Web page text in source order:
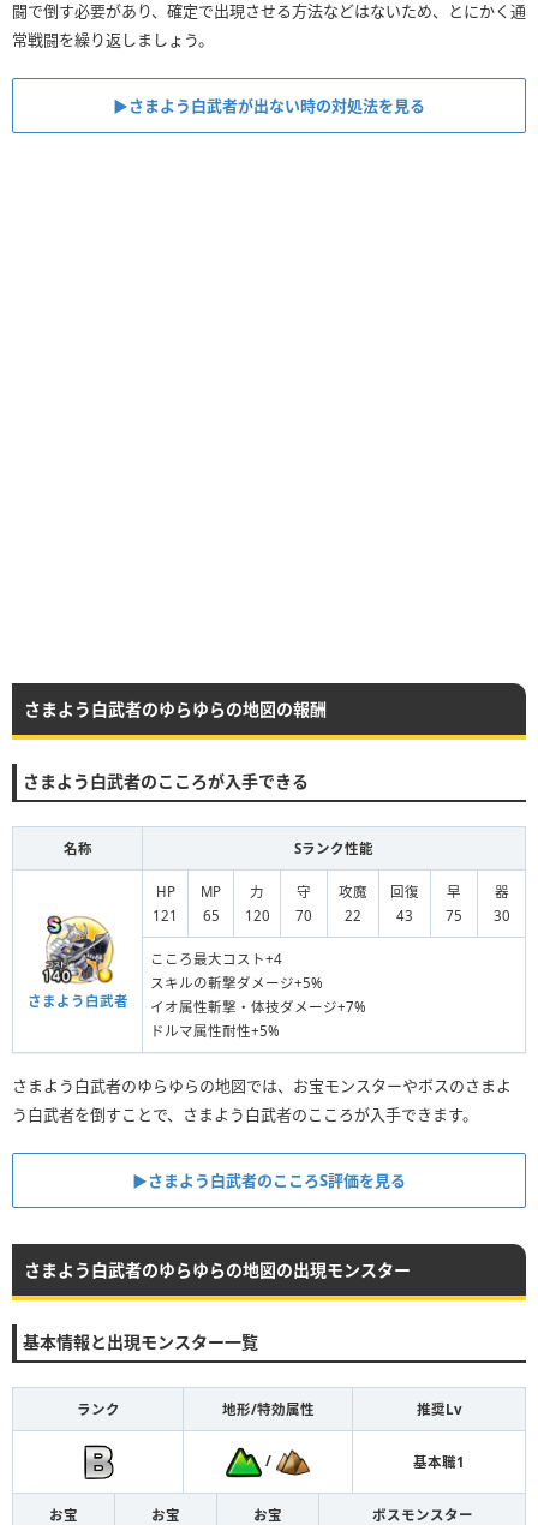
闘で倒す必要があり、確定で出現させる方法などはないため、とにかく通
常戦闘を繰り返しましょう。
▶︎さまよう白武者が出ない時の対処法を見る
さまよう白武者のゆらゆらの地図の報酬
さまよう白武者のこころが入手できる
名称 Sランク性能
さまよう白武者
HP
121
MP
65
力
120
守
70
攻魔
22
回復
43
早
75
器
30
こころ最大コスト+4
スキルの斬撃ダメージ+5%
イオ属性斬撃・体技ダメージ+7%
ドルマ属性耐性+5%
さまよう白武者のゆらゆらの地図では、お宝モンスターやボスのさまよ
う白武者を倒すことで、さまよう白武者のこころが入手できます。
▶︎さまよう白武者のこころS評価を見る
さまよう白武者のゆらゆらの地図の出現モンスター
基本情報と出現モンスター一覧
ランク 地形/特効属性 推奨Lv
/ 基本職1
お宝 お宝 お宝 ボスモンスター